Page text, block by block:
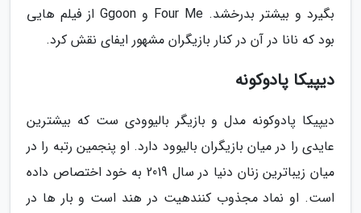
بگیرد و بیشتر بدرخشد. Four Me و Ggoon از فیلم هایی
بود که نانا در آن در کنار بازیگران مشهور ایفای نقش کرد.
دیپیکا پادوکونه
دیپیکا پادوکونه مدل و بازیگر بالیوودی ست که بیشترین
عایدی را در میان بازیگران بالیوود دارد. او پنجمین رتبه را در
میان زیباترین زنان دنیا در سال 2019 به خود اختصاص داده
است. او نماد مجذوب کنندهیت در هند است و بار ها در